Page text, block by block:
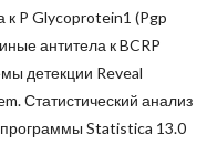
к P Glycoprotein1 (Pgp
антитела к BCRP
детекции Reveal
Статистический анализ
Statistica 13.0